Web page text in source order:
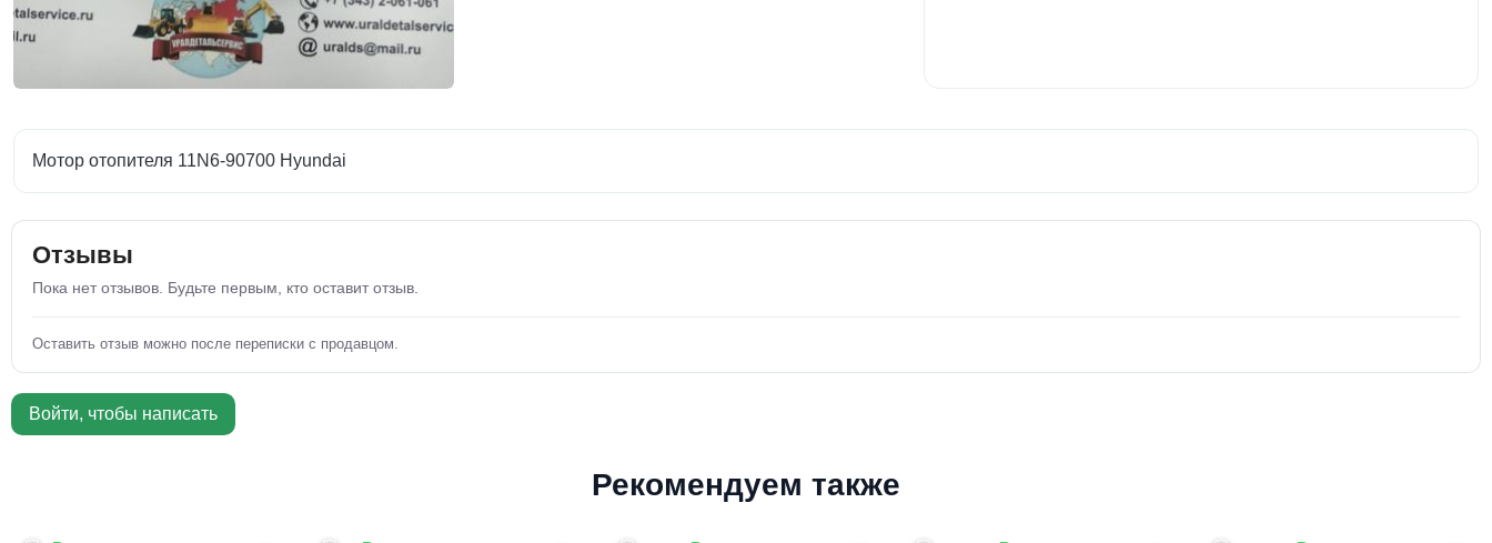
Мотор отопителя 11N6-90700 Hyundai
Отзывы
Пока нет отзывов. Будьте первым, кто оставит отзыв.
Оставить отзыв можно после переписки с продавцом.
Войти, чтобы написать
Рекомендуем также